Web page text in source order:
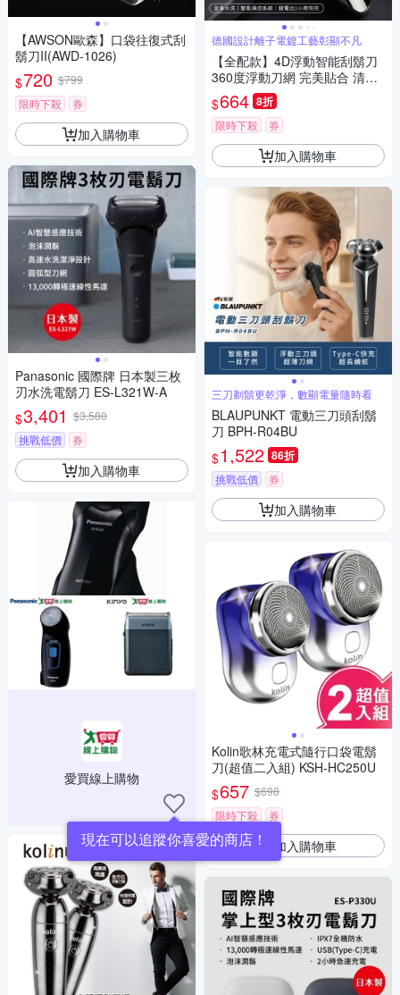
【AWSON歐森】口袋往復式刮
鬍刀II(AWD-1026)
$720 $799
限時下殺
券
加入購物車
Panasonic 國際牌 日本製三枚
刃水洗電鬍刀 ES-L321W-A
$3,401 $3,580
挑戰低價
券
加入購物車
愛買線上購物
現在可以追蹤你喜愛的商店！
德國設計離子電鍍工藝彰顯不凡
【全配款】4D浮動智能刮鬍刀
360度浮動刀網 完美貼合 清除
死角
$664 8折
限時下殺 券
加入購物車
三刀剃鬍更乾淨，數顯電量隨時看
BLAUPUNKT 電動三刀頭刮鬍
刀 BPH-R04BU
$1,522 86折
挑戰低價 券
加入購物車
Kolin歌林充電式隨行口袋電鬍
刀(超值二入組) KSH-HC250U
$657 $698
限時下殺
券
加入購物車